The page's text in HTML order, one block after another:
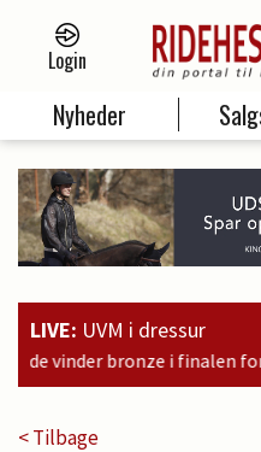
Login
Nyheder
LIVE: UVM i dressur
< Tilbage